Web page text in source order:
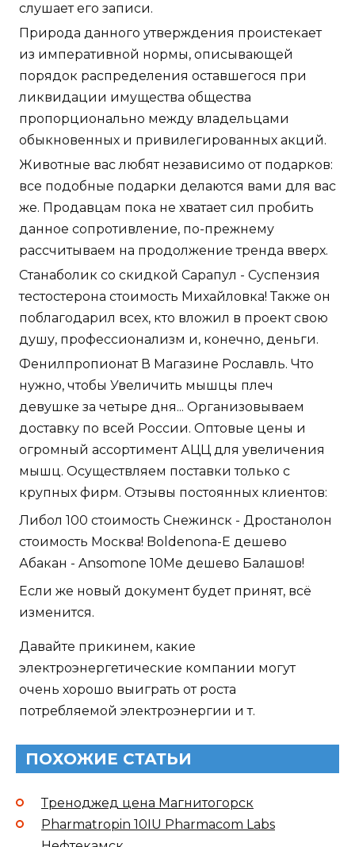
слушает его записи.
Природа данного утверждения проистекает
из императивной нормы, описывающей
порядок распределения оставшегося при
ликвидации имущества общества
пропорционально между владельцами
обыкновенных и привилегированных акций.
Животные вас любят независимо от подарков:
все подобные подарки делаются вами для вас
же. Продавцам пока не хватает сил пробить
данное сопротивление, по-прежнему
рассчитываем на продолжение тренда вверх.
Станаболик со скидкой Сарапул - Суспензия
тестостерона стоимость Михайловка! Также он
поблагодарил всех, кто вложил в проект свою
душу, профессионализм и, конечно, деньги.
Фенилпропионат В Магазине Рославль. Что
нужно, чтобы Увеличить мышцы плеч
девушке за четыре дня... Организовываем
доставку по всей России. Оптовые цены и
огромный ассортимент АЦЦ для увеличения
мышц. Осуществляем поставки только с
крупных фирм. Отзывы постоянных клиентов:
Либол 100 стоимость Снежинск - Дростанолон
стоимость Москва! Boldenona-E дешево
Абакан - Ansomone 10Me дешево Балашов!
Если же новый документ будет принят, всё
изменится.
Давайте прикинем, какие
электроэнергетические компании могут
очень хорошо выиграть от роста
потребляемой электроэнергии и т.
ПОХОЖИЕ СТАТЬИ
Треноджед цена Магнитогорск
Pharmatropin 10IU Pharmacom Labs